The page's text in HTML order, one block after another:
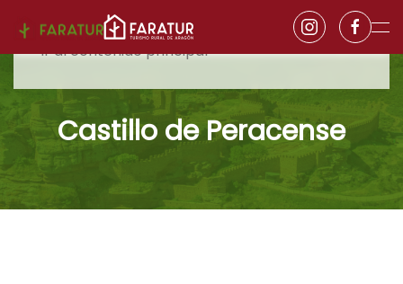
Ir al contenido principal
Castillo de Peracense